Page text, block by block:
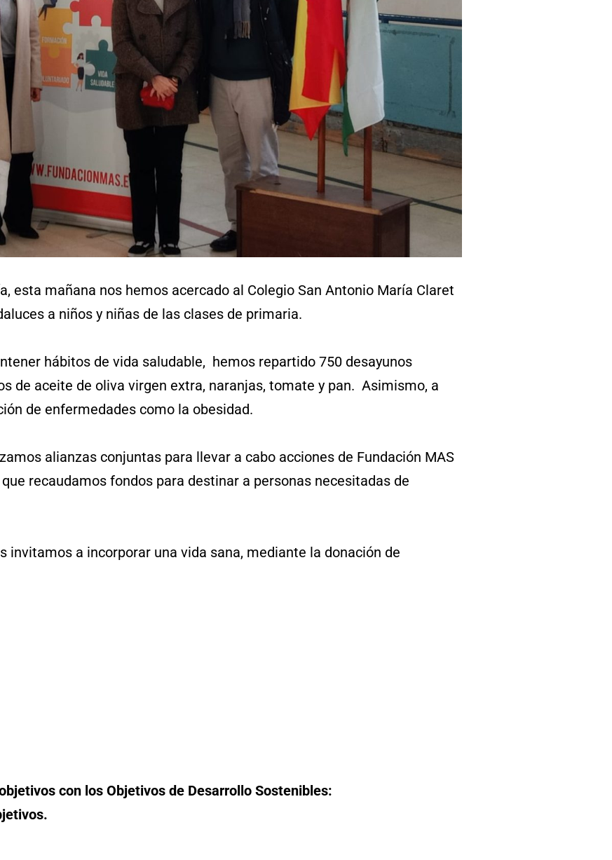
esta mañana nos hemos acercado al Colegio San Antonio María Claret
a niños y niñas de las clases de primaria.
hábitos de vida saludable, hemos repartido 750 desayunos
de aceite de oliva virgen extra, naranjas, tomate y pan. Asimismo, a
de enfermedades como la obesidad.
alianzas conjuntas para llevar a cabo acciones de Fundación MAS
recaudamos fondos para destinar a personas necesitadas de
invitamos a incorporar una vida sana, mediante la donación de
con los Objetivos de Desarrollo Sostenibles: